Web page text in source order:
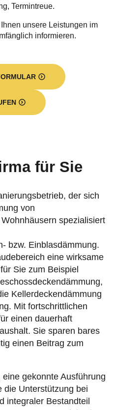
Termintreue.
unsere Leistungen im
informieren.
für Sie
der sich
von
spezialisiert
bzw. Einblasdämmung.
eine wirksame
Sie zum Beispiel
Kellerdeckendämmung
Mit fortschrittlichen
einen dauerhaft
Sie sparen bares
einen Beitrag zum
gekonnte Ausführung
die Unterstützung bei
integraler Bestandteil